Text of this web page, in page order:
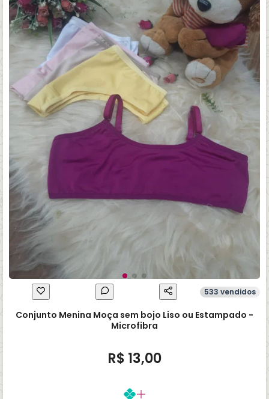
533 vendidos
Conjunto Menina Moça sem bojo Liso ou Estampado -
Microfibra
R$ 13,00